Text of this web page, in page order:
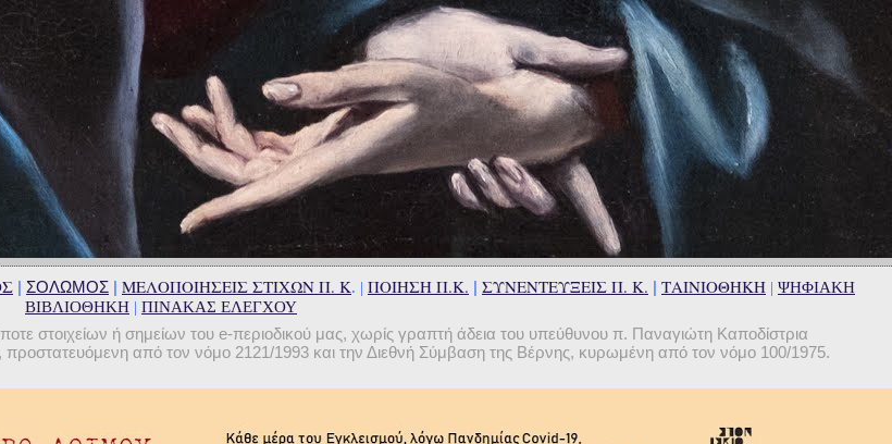
| ΣΟΛΩΜΟΣ | ΜΕΛΟΠΟΙΗΣΕΙΣ ΣΤΙΧΩΝ Π. Κ. | ΠΟΙΗΣΗ Π.Κ. | ΣΥΝΕΝΤΕΥΞΕΙΣ Π. Κ. | ΤΑΙΝΙΟΘΗΚΗ | ΨΗΦΙΑΚΗ
ΒΙΒΛΙΟΘΗΚΗ | ΠΙΝΑΚΑΣ ΕΛΕΓΧΟΥ
στοιχείων ή σημείων του e-περιοδικού μας, χωρίς γραπτή άδεια του υπεύθυνου π. Παναγιώτη Καποδίστρια
προστατευόμενη από τον νόμο 2121/1993 και την Διεθνή Σύμβαση της Βέρνης, κυρωμένη από τον νόμο 100/1975.